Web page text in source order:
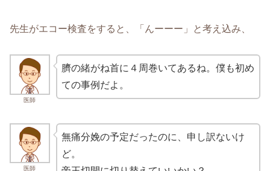
先生がエコー検査をすると、「んーーー」と考え込み、
医師
臍の緒がね首に４周巻いてあるね。僕も初め
ての事例だよ。
医師
無痛分娩の予定だったのに、申し訳ないけ
ど。